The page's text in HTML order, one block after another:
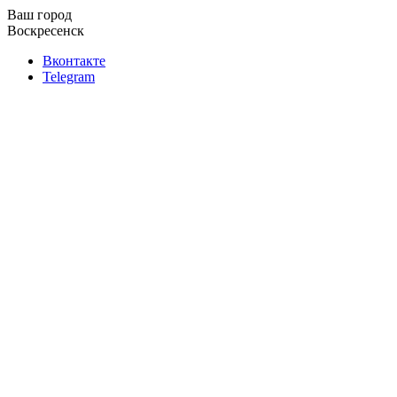
Ваш город
Воскресенск
Вконтакте
Telegram